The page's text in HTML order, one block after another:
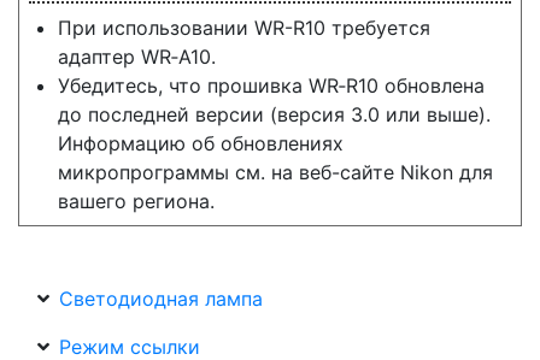
При использовании WR-R10 требуется
адаптер WR‑A10.
Убедитесь, что прошивка WR‑R10 обновлена
до последней версии (версия 3.0 или выше).
Информацию об обновлениях
микропрограммы см. на веб-сайте Nikon для
вашего региона.
Светодиодная лампа
Режим ссылки